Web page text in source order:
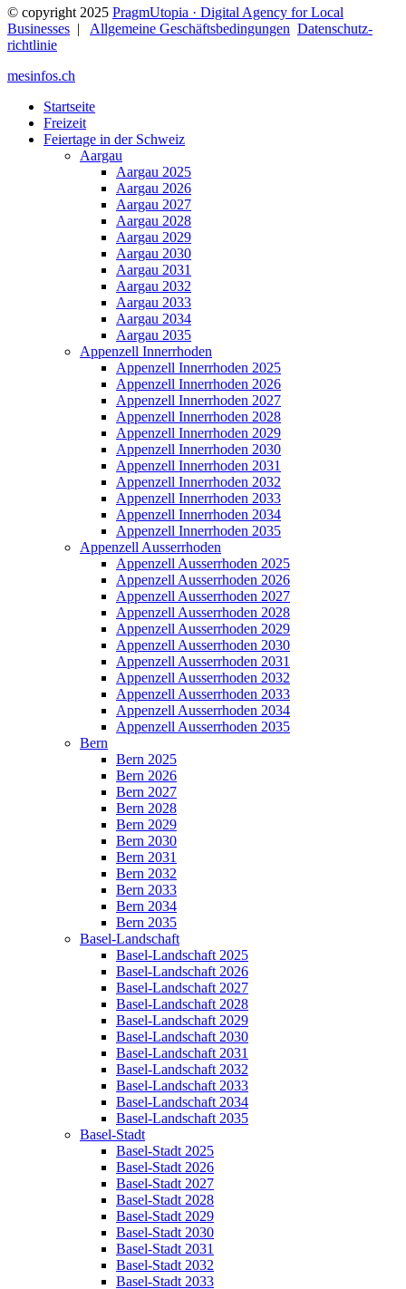
© copyright 2025 PragmUtopia · Digital Agency for Local
Businesses | Allgemeine Geschäftsbedingungen Datenschutz­
richtlinie
mesinfos.ch
Startseite
Freizeit
Feiertage in der Schweiz
Aargau
Aargau 2025
Aargau 2026
Aargau 2027
Aargau 2028
Aargau 2029
Aargau 2030
Aargau 2031
Aargau 2032
Aargau 2033
Aargau 2034
Aargau 2035
Appenzell Innerrhoden
Appenzell Innerrhoden 2025
Appenzell Innerrhoden 2026
Appenzell Innerrhoden 2027
Appenzell Innerrhoden 2028
Appenzell Innerrhoden 2029
Appenzell Innerrhoden 2030
Appenzell Innerrhoden 2031
Appenzell Innerrhoden 2032
Appenzell Innerrhoden 2033
Appenzell Innerrhoden 2034
Appenzell Innerrhoden 2035
Appenzell Ausserrhoden
Appenzell Ausserrhoden 2025
Appenzell Ausserrhoden 2026
Appenzell Ausserrhoden 2027
Appenzell Ausserrhoden 2028
Appenzell Ausserrhoden 2029
Appenzell Ausserrhoden 2030
Appenzell Ausserrhoden 2031
Appenzell Ausserrhoden 2032
Appenzell Ausserrhoden 2033
Appenzell Ausserrhoden 2034
Appenzell Ausserrhoden 2035
Bern
Bern 2025
Bern 2026
Bern 2027
Bern 2028
Bern 2029
Bern 2030
Bern 2031
Bern 2032
Bern 2033
Bern 2034
Bern 2035
Basel-Landschaft
Basel-Landschaft 2025
Basel-Landschaft 2026
Basel-Landschaft 2027
Basel-Landschaft 2028
Basel-Landschaft 2029
Basel-Landschaft 2030
Basel-Landschaft 2031
Basel-Landschaft 2032
Basel-Landschaft 2033
Basel-Landschaft 2034
Basel-Landschaft 2035
Basel-Stadt
Basel-Stadt 2025
Basel-Stadt 2026
Basel-Stadt 2027
Basel-Stadt 2028
Basel-Stadt 2029
Basel-Stadt 2030
Basel-Stadt 2031
Basel-Stadt 2032
Basel-Stadt 2033